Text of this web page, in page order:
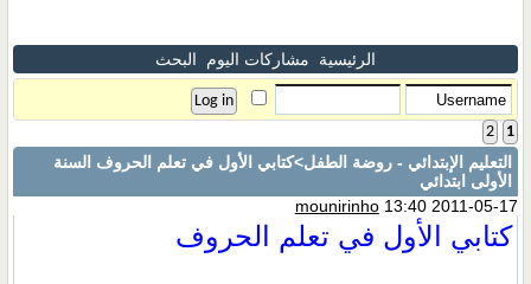
الرئيسية مشاركات اليوم البحث
1
2
التعليم الإبتدائي - روضة الطفل>كتابي الأول في تعلم الحروف السنة
الأولى ابتدائي
mounirinho13:40 2011-05-17
كتابي الأول في تعلم الحروف